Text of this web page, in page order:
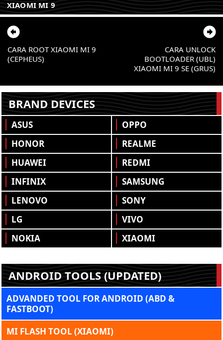
XIAOMI MI 9
CARA UNLOCK
BOOTLOADER (UBL)
XIAOMI MI 9 SE (GRUS)
CARA ROOT XIAOMI MI 9
(CEPHEUS)
BRAND DEVICES
ASUS
HONOR
HUAWEI
INFINIX
LENOVO
LG
NOKIA
OPPO
REALME
REDMI
SAMSUNG
SONY
VIVO
XIAOMI
ANDROID TOOLS (UPDATED)
ADVANDED TOOL FOR ANDROID (ABD &
FASTBOOT)
MI FLASH TOOL (XIAOMI)